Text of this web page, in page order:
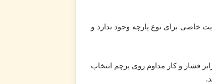
خاصی برای نوع پارچه وجود ندارد و
فشار و کار مداوم روی پرچم انتخاب